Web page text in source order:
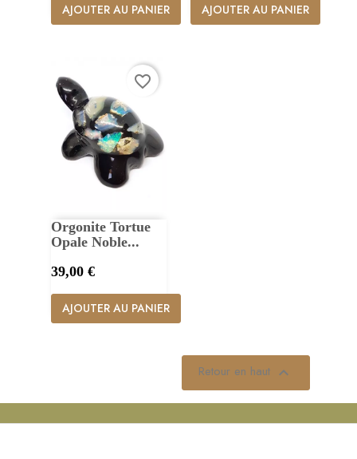
AJOUTER AU PANIER AJOUTER AU PANIER
Orgonite Tortue
Opale Noble...
Prix
39,00 €
AJOUTER AU PANIER
favorite_border
Retour en haut 